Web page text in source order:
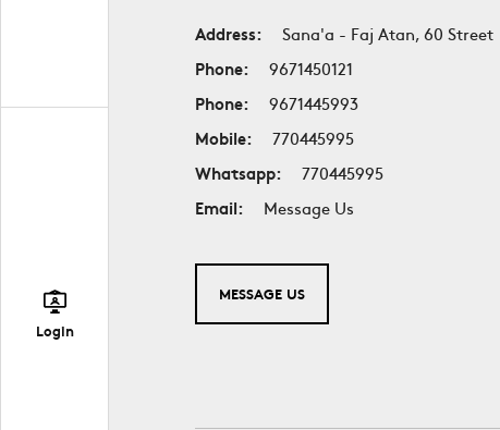
Login
Address:
Sana'a - Faj Atan, 60 Street
Phone:
9671450121
Phone:
9671445993
Mobile:
770445995
Whatsapp:
770445995
Email:
Message Us
MESSAGE US